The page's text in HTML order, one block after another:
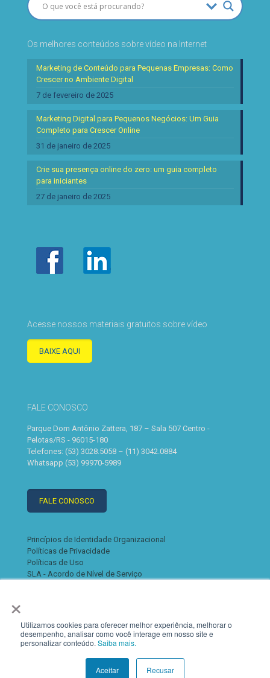
×
Utilizamos cookies para oferecer melhor experiência, melhorar o
desempenho, analisar como você interage em nosso site e
personalizar conteúdo. Saiba mais.
Aceitar Recusar
Os melhores conteúdos sobre vídeo na Internet
Marketing de Conteúdo para Pequenas Empresas: Como
Crescer no Ambiente Digital
7 de fevereiro de 2025
Marketing Digital para Pequenos Negócios: Um Guia
Completo para Crescer Online
31 de janeiro de 2025
Crie sua presença online do zero: um guia completo
para iniciantes
27 de janeiro de 2025
Acesse nossos materiais gratuitos sobre vídeo
BAIXE AQUI
FALE CONOSCO
Parque Dom Antônio Zattera, 187 – Sala 507 Centro -
Pelotas/RS - 96015-180
Telefones: (53) 3028.5058 – (11) 3042.0884
Whatsapp (53) 99970-5989
FALE CONOSCO
Princípios de Identidade Organizacional
Políticas de Privacidade
Políticas de Uso
SLA - Acordo de Nível de Serviço